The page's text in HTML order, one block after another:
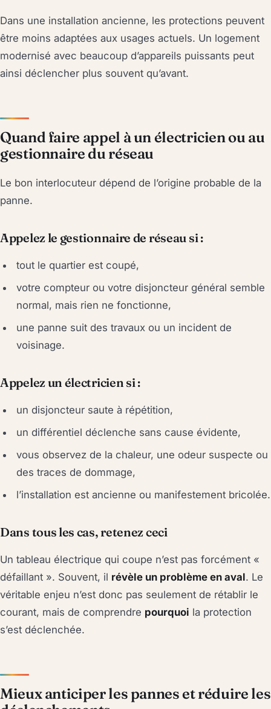
Dans une installation ancienne, les protections peuvent
être moins adaptées aux usages actuels. Un logement
modernisé avec beaucoup d’appareils puissants peut
ainsi déclencher plus souvent qu’avant.
Quand faire appel à un électricien ou au
gestionnaire du réseau
Le bon interlocuteur dépend de l’origine probable de la
panne.
Appelez le gestionnaire de réseau si :
tout le quartier est coupé,
votre compteur ou votre disjoncteur général semble
normal, mais rien ne fonctionne,
une panne suit des travaux ou un incident de
voisinage.
Appelez un électricien si :
un disjoncteur saute à répétition,
un différentiel déclenche sans cause évidente,
vous observez de la chaleur, une odeur suspecte ou
des traces de dommage,
l’installation est ancienne ou manifestement bricolée.
Dans tous les cas, retenez ceci
Un tableau électrique qui coupe n’est pas forcément «
défaillant ». Souvent, il révèle un problème en aval. Le
véritable enjeu n’est donc pas seulement de rétablir le
courant, mais de comprendre pourquoi la protection
s’est déclenchée.
Mieux anticiper les pannes et réduire les